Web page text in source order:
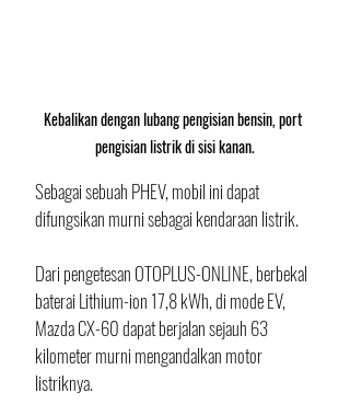
Kebalikan dengan lubang pengisian bensin, port
pengisian listrik di sisi kanan.
Sebagai sebuah PHEV, mobil ini dapat
difungsikan murni sebagai kendaraan listrik.
Dari pengetesan OTOPLUS-ONLINE, berbekal
baterai Lithium-ion 17,8 kWh, di mode EV,
Mazda CX-60 dapat berjalan sejauh 63
kilometer murni mengandalkan motor
listriknya.